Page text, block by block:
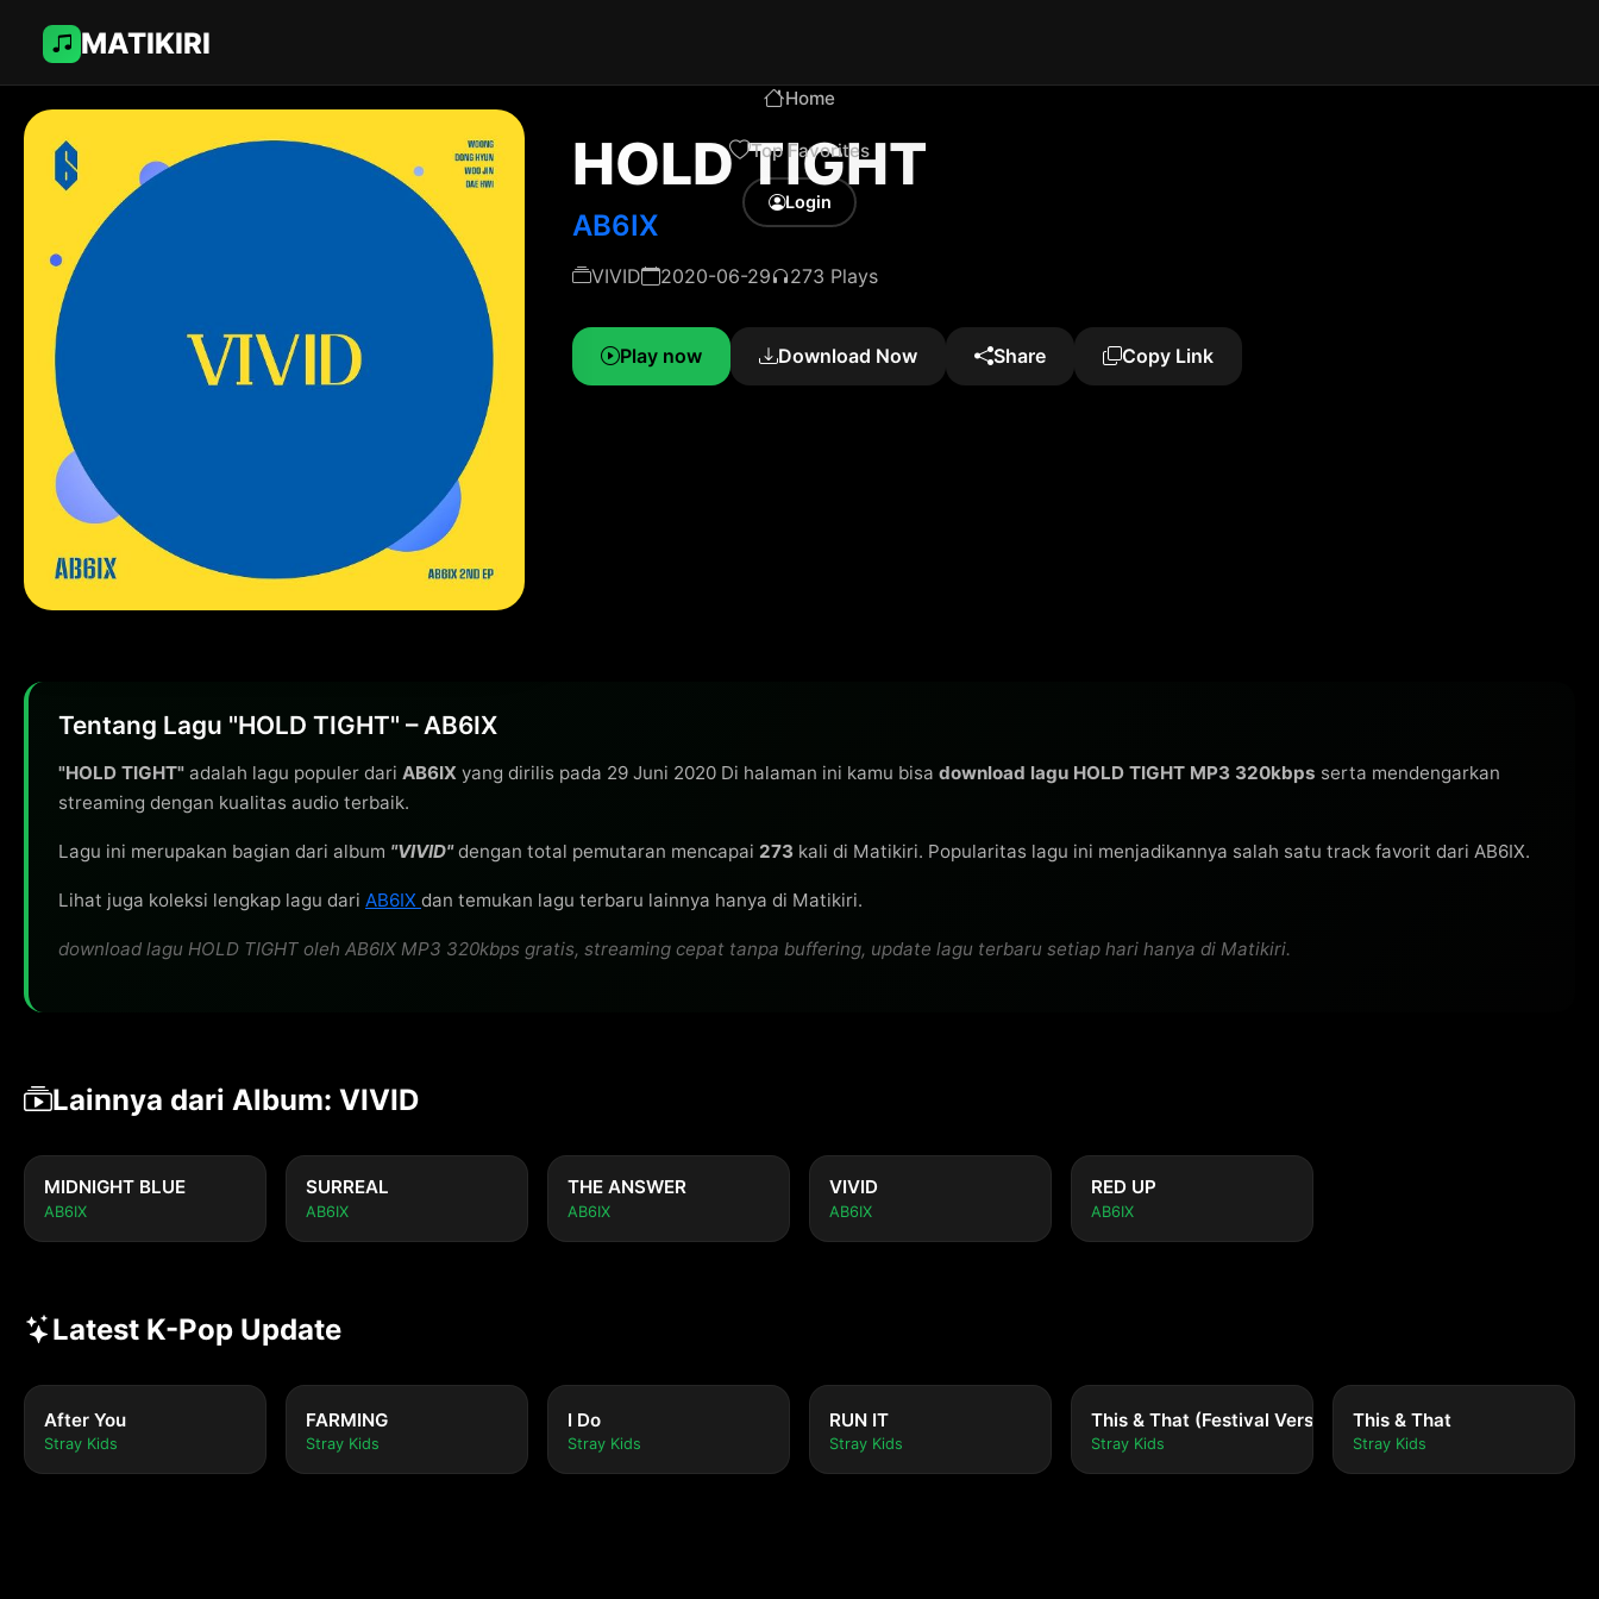
MATIKIRI
Home
Top Favorites
Login
HOLD TIGHT
AB6IX
VIVID 2020-06-29 273 Plays
Play now Download Now Share Copy Link
Tentang Lagu "HOLD TIGHT" – AB6IX
"HOLD TIGHT" adalah lagu populer dari AB6IX yang dirilis pada 29 Juni 2020 Di halaman ini kamu bisa download lagu HOLD TIGHT MP3 320kbps serta mendengarkan
streaming dengan kualitas audio terbaik.
Lagu ini merupakan bagian dari album "VIVID"dengan total pemutaran mencapai 273 kali di Matikiri. Popularitas lagu ini menjadikannya salah satu track favorit dari AB6IX.
Lihat juga koleksi lengkap lagu dari AB6IX dan temukan lagu terbaru lainnya hanya di Matikiri.
download lagu HOLD TIGHT oleh AB6IX MP3 320kbps gratis, streaming cepat tanpa buffering, update lagu terbaru setiap hari hanya di Matikiri.
Lainnya dari Album: VIVID
MIDNIGHT BLUE
AB6IX
SURREAL
AB6IX
THE ANSWER
AB6IX
VIVID
AB6IX
RED UP
AB6IX
Latest K-Pop Update
After You
Stray Kids
FARMING
Stray Kids
I Do
Stray Kids
RUN IT
Stray Kids
This & That (Festival Version)
Stray Kids
This & That
Stray Kids